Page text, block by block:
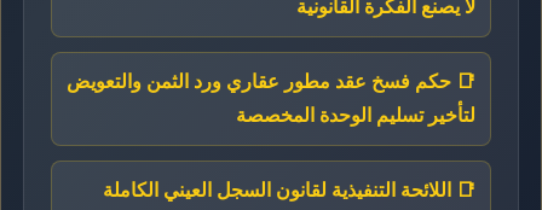
لا يصنع الفكرة القانونية
📑 حكم فسخ عقد مطور عقاري ورد الثمن والتعويض
لتأخير تسليم الوحدة المخصصة
📑 اللائحة التنفيذية لقانون السجل العيني الكاملة